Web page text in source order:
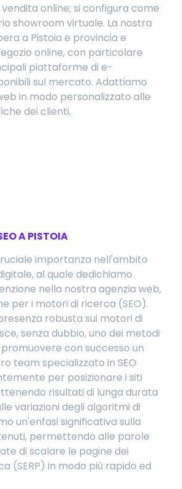
online; si configura come
showroom virtuale. La nostra
a Pistoia e provincia e
online, con particolare
piattaforme di e-
sul mercato. Adattiamo
in modo personalizzato alle
dei clienti.
A PISTOIA
importanza nell'ambito
al quale dedichiamo
nella nostra agenzia web,
per i motori di ricerca (SEO).
robusta sui motori di
senza dubbio, uno dei metodi
con successo un
team specializzato in SEO
per posizionare i siti
risultati di lunga durata
variazioni degli algoritmi di
un'enfasi significativa sulla
permettendo alle parole
di scalare le pagine dei
(SERP) in modo più rapido ed